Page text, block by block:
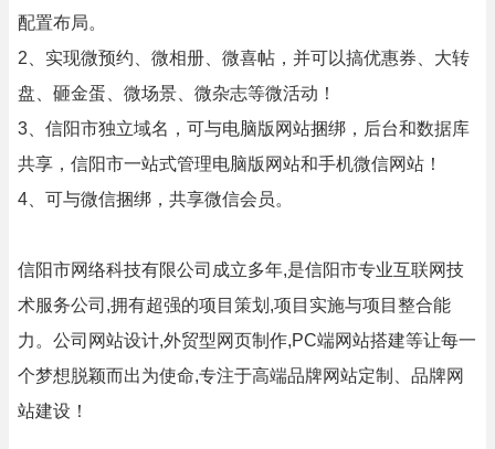
配置布局。
2、实现微预约、微相册、微喜帖，并可以搞优惠券、大转
盘、砸金蛋、微场景、微杂志等微活动！
3、信阳市独立域名，可与电脑版网站捆绑，后台和数据库
共享，信阳市一站式管理电脑版网站和手机微信网站！
4、可与微信捆绑，共享微信会员。
信阳市网络科技有限公司成立多年,是信阳市专业互联网技
术服务公司,拥有超强的项目策划,项目实施与项目整合能
力。公司网站设计,外贸型网页制作,PC端网站搭建等让每一
个梦想脱颖而出为使命,专注于高端品牌网站定制、品牌网
站建设！